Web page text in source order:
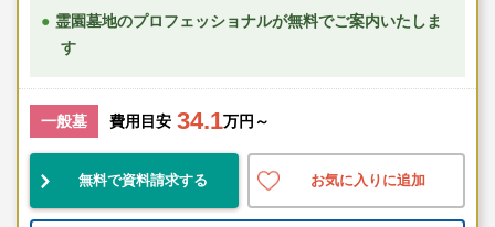
霊園墓地のプロフェッショナルが無料でご案内いたしま
す
一般墓 費用目安 34.1万円～
無料で資料請求する お気に入りに追加